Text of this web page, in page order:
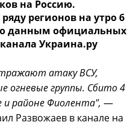
на Россию.
регионов на утро 6
данным официальных
Украина.ру
атаку ВСУ,
огневые группы. Сбито 4
и районе Фиолента", —
Развожаев в канале на